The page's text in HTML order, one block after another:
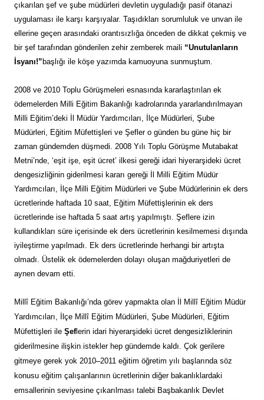
çıkarılan şef ve şube müdürleri devletin uyguladığı pasif ötanazi
uygulaması ile karşı karşıyalar. Taşıdıkları sorumluluk ve unvan ile
ellerine geçen arasındaki orantısızlığa önceden de dikkat çekmiş ve
bir şef tarafından gönderilen zehir zemberek maili “Unutulanların
İsyanı!” başlığı ile köşe yazımda kamuoyuna sunmuştum.
2008 ve 2010 Toplu Görüşmeleri esnasında kararlaştırılan ek
ödemelerden Milli Eğitim Bakanlığı kadrolarında yararlandırılmayan
Milli Eğitim’deki İl Müdür Yardımcıları, İlçe Müdürleri, Şube
Müdürleri, Eğitim Müfettişleri ve Şefler o günden bu güne hiç bir
zaman gündemden düşmedi. 2008 Yılı Toplu Görüşme Mutabakat
Metni’nde, ‘eşit işe, eşit ücret’ ilkesi gereği idari hiyerarşideki ücret
dengesizliğinin giderilmesi kararı gereği İl Milli Eğitim Müdür
Yardımcıları, İlçe Milli Eğitim Müdürleri ve Şube Müdürlerinin ek ders
ücretlerinde haftada 10 saat, Eğitim Müfettişlerinin ek ders
ücretlerinde ise haftada 5 saat artış yapılmıştı. Şeflere izin
kullandıkları süre içerisinde ek ders ücretlerinin kesilmemesi dışında
iyileştirme yapılmadı. Ek ders ücretlerinde herhangi bir artışta
olmadı. Üstelik ek ödemelerden dolayı oluşan mağduriyetleri de
aynen devam etti.
Millî Eğitim Bakanlığı’nda görev yapmakta olan İl Millî Eğitim Müdür
Yardımcıları, İlçe Millî Eğitim Müdürleri, Şube Müdürleri, Eğitim
Müfettişleri ile Şeflerin idari hiyerarşideki ücret dengesizliklerinin
giderilmesine ilişkin istekler hep gündemde kaldı. Çok gerilere
gitmeye gerek yok 2010–2011 eğitim öğretim yılı başlarında söz
konusu eğitim çalışanlarının ücretlerinin diğer bakanlıklardaki
emsallerinin seviyesine çıkarılması talebi Başbakanlık Devlet